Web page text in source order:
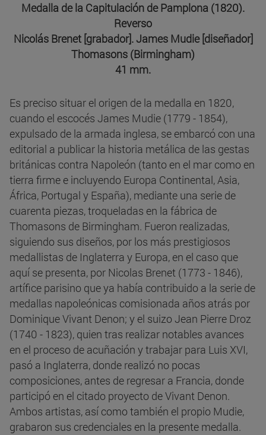
Medalla de la Capitulación de Pamplona (1820).
Reverso
Nicolás Brenet [grabador]. James Mudie [diseñador]
Thomasons (Birmingham)
41 mm.
Es preciso situar el origen de la medalla en 1820,
cuando el escocés James Mudie (1779 - 1854),
expulsado de la armada inglesa, se embarcó con una
editorial a publicar la historia metálica de las gestas
británicas contra Napoleón (tanto en el mar como en
tierra firme e incluyendo Europa Continental, Asia,
África, Portugal y España), mediante una serie de
cuarenta piezas, troqueladas en la fábrica de
Thomasons de Birmingham. Fueron realizadas,
siguiendo sus diseños, por los más prestigiosos
medallistas de Inglaterra y Europa, en el caso que
aquí se presenta, por Nicolas Brenet (1773 - 1846),
artífice parisino que ya había contribuido a la serie de
medallas napoleónicas comisionada años atrás por
Dominique Vivant Denon; y el suizo Jean Pierre Droz
(1740 - 1823), quien tras realizar notables avances
en el proceso de acuñación y trabajar para Luis XVI,
pasó a Inglaterra, donde realizó no pocas
composiciones, antes de regresar a Francia, donde
participó en el citado proyecto de Vivant Denon.
Ambos artistas, así como también el propio Mudie,
grabaron sus credenciales en la presente medalla.